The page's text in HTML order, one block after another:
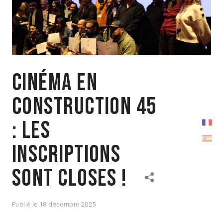
Cinéma en
Construction 45
: Les
inscriptions
sont closes !
Publié le 18 décembre 2025